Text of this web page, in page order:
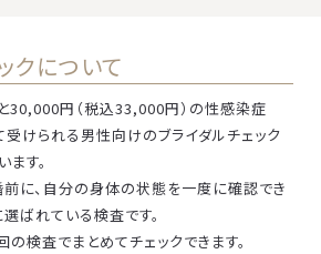
クについて
円（税込33,000円）の性感染症
受けられる男性向けのブライダルチェック
す。
に、自分の身体の状態を一度に確認でき
ばれている検査です。
検査でまとめてチェックできます。